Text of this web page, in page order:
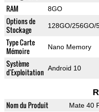
RAM 8GO
Options de
Stockage
128GO/256GO/
Type Carte
Mémoire
Nano Memory
Système
d'Exploitation Android 10
Nom du Produit Mate 40